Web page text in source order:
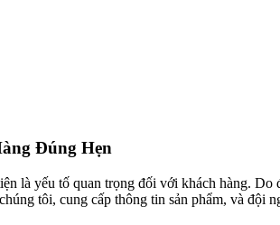
Đúng Hẹn
là yếu tố quan trọng đối với khách hàng.
tôi, cung cấp thông tin sản phẩm, và